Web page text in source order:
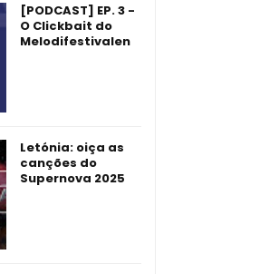
[PODCAST] EP. 3 -
O Clickbait do
Melodifestivalen
Letónia: oiça as
canções do
Supernova 2025